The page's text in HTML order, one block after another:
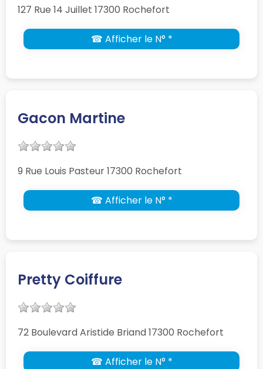
127 Rue 14 Juillet 17300 Rochefort
☎ Afficher le N° *
Gacon Martine
9 Rue Louis Pasteur 17300 Rochefort
☎ Afficher le N° *
Pretty Coiffure
72 Boulevard Aristide Briand 17300 Rochefort
☎ Afficher le N° *